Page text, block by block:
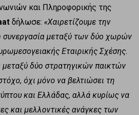
και Πληροφορικής της
δήλωσε: «Χαιρετίζουμε την
συνεργασία μεταξύ των δύο χωρών
Εταιρικής Σχέσης.
δύο στρατηγικών παικτών
όχι μόνο να βελτιώσει τη
και Ελλάδας, αλλά κυρίως να
και μελλοντικές ανάγκες των